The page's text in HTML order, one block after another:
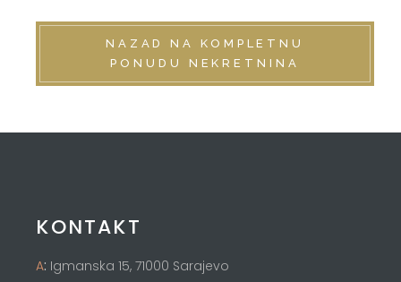
NAZAD NA KOMPLETNU
PONUDU NEKRETNINA
KONTAKT
A: Igmanska 15, 71000 Sarajevo